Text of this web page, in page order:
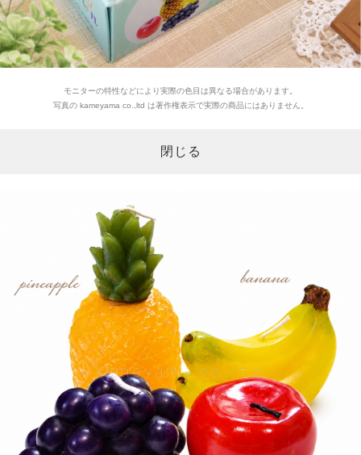
モニターの特性などにより実際の色目は異なる場合があります。
写真の kameyama co.,ltd は著作権表示で実際の商品にはありません。
閉じる